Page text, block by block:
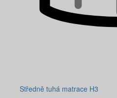
Středně tuhá matrace H3